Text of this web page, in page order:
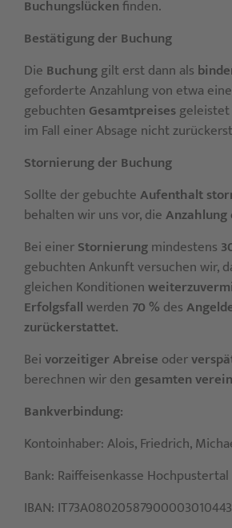
Buchungslückenfinden.
Bestätigung der Buchung
Die Buchunggilt erst dann als
geforderte Anzahlung von etwa
gebuchten Gesamtpreisesgeleistet
im Fall einer Absage nicht
Stornierung der Buchung
Sollte der gebuchteAufenthalt
behalten wir uns vor, die
Bei einerStornierungmindestens
gebuchten Ankunft versuchen wir,
gleichen Konditionen
Erfolgsfallwerden 70 % des
zurückerstattet.
Beivorzeitiger Abreise oder
berechnen wir dengesamten
Bankverbindung:
Kontoinhaber: Alois, Friedrich,
Bank: Raiffeisenkasse Hochpustertal
IBAN: